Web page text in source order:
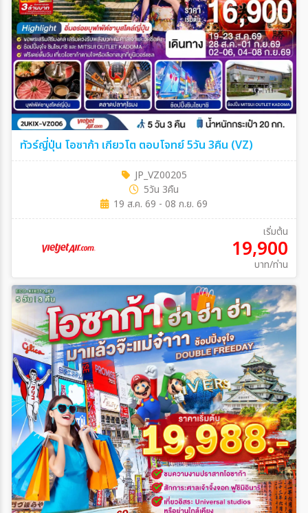
ทัวร์ญี่ปุ่น โอซาก้า เกียวโต ตอบโจทย์ 5วัน 3คืน (VZ)
JP_VZ00205
5วัน 3คืน
19 ส.ค. 69 - 08 ก.ย. 69
เริ่มต้น
19,900
บาท/ท่าน